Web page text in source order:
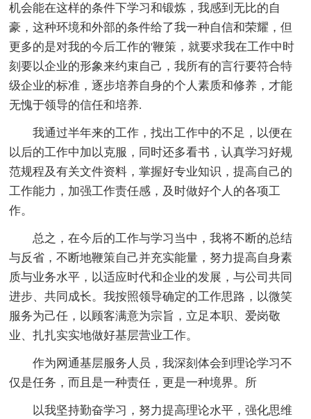
机会能在这样的条件下学习和锻炼，我感到无比的自
豪，这种环境和外部的条件给了我一种自信和荣耀，但
更多的是对我的今后工作的'鞭策，就要求我在工作中时
刻要以企业的形象来约束自己，我所有的言行要符合特
级企业的标准，逐步培养自身的个人素质和修养，才能
无愧于领导的信任和培养.
我通过半年来的工作，找出工作中的不足，以便在
以后的工作中加以克服，同时还多看书，认真学习好规
范规程及有关文件资料，掌握好专业知识，提高自己的
工作能力，加强工作责任感，及时做好个人的各项工
作。
总之，在今后的工作与学习当中，我将不断的总结
与反省，不断地鞭策自己并充实能量，努力提高自身素
质与业务水平，以适应时代和企业的发展，与公司共同
进步、共同成长。我按照领导确定的工作思路，以微笑
服务为己任，以顾客满意为宗旨，立足本职、爱岗敬
业、扎扎实实地做好基层营业工作。
作为网通基层服务人员，我深刻体会到理论学习不
仅是任务，而且是一种责任，更是一种境界。所
以我坚持勤奋学习，努力提高理论水平，强化思维